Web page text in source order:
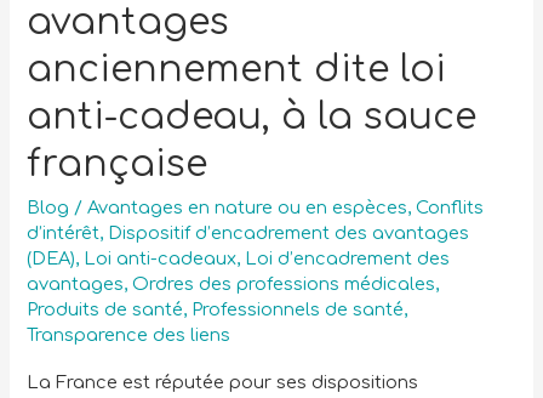
avantages
anciennement dite loi
anti-cadeau, à la sauce
française
Blog /Avantages en nature ou en espèces,Conflits
d’intérêt, Dispositif d’encadrement des avantages
(DEA), Loi anti-cadeaux, Loi d’encadrement des
avantages,Ordres des professions médicales,
Produits de santé, Professionnels de santé,
Transparence des liens
La France est réputée pour ses dispositions